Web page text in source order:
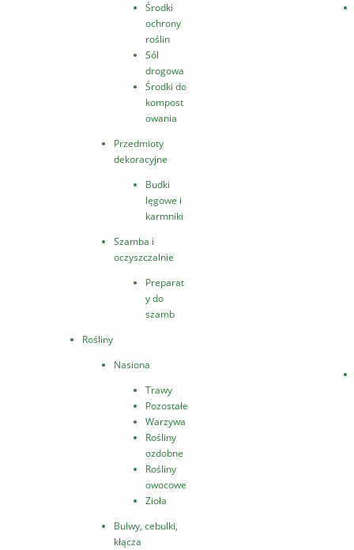
Środki
ochrony
roślin
Sól
drogowa
Środki do
kompost
owania
Przedmioty
dekoracyjne
Budki
lęgowe i
karmniki
Szamba i
oczyszczalnie
Preparat
y do
szamb
Rośliny
Nasiona
Trawy
Pozostałe
Warzywa
Rośliny
ozdobne
Rośliny
owocowe
Zioła
Bulwy, cebulki,
kłącza